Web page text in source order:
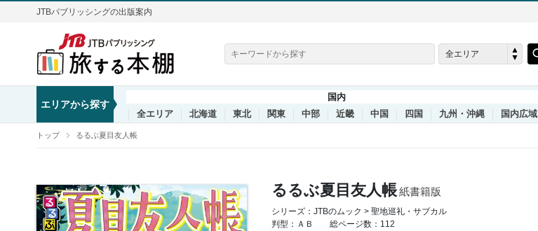
JTBパブリッシングの出版案内
全エリア
エリアから探す
国内
全エリア
北海道 東北 関東 中部 近畿 中国 四国 九州・沖縄 国内広域
トップ るるぶ夏目友人帳
るるぶ夏目友人帳紙書籍版
シリーズ：JTBのムック > 聖地巡礼・サブカル
判型：ＡＢ
総ページ数：112